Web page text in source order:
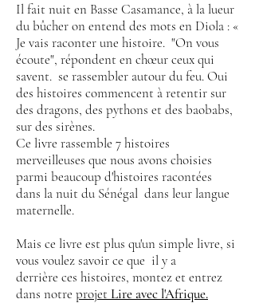
Il fait nuit en Basse Casamance, à la lueur
du bûcher on entend des mots en Diola : «
Je vais raconter une histoire. "On vous
écoute", répondent en chœur ceux qui
savent. se rassembler autour du feu. Oui
des histoires commencent à retentir sur
des dragons, des pythons et des baobabs,
sur des sirènes.
Ce livre rassemble 7 histoires
merveilleuses que nous avons choisies
parmi beaucoup d'histoires racontées
dans la nuit du Sénégal dans leur langue
maternelle.
Mais ce livre est plus qu'un simple livre, si
vous voulez savoir ce que il y a
derrière ces histoires, montez et entrez
dans notre projet Lire avec l'Afrique.